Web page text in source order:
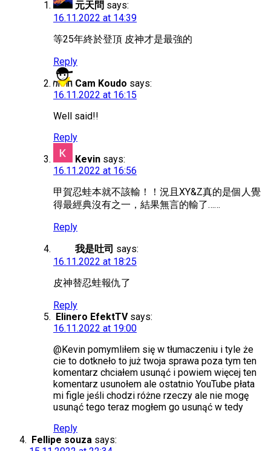
元天問 says:
16.11.2022 at 14:39
等25年終於登頂 皮神才是最強的
Reply
Cam Koudo says:
16.11.2022 at 16:15
Well said!!
Reply
Kevin says:
16.11.2022 at 16:56
甲賀忍蛙本就不該輸！！況且XY&Z真的是個人覺
得最經典沒有之一，結果無言的輸了……
Reply
我是吐司 says:
16.11.2022 at 18:25
皮神替忍蛙報仇了
Reply
Elinero EfektTV says:
16.11.2022 at 19:00
@Kevin pomymliłem się w tłumaczeniu i tyle że
cie to dotkneło to już twoja sprawa poza tym ten
komentarz chciałem usunąć i powiem więcej ten
komentarz usunołem ale ostatnio YouTube płata
mi figle jeśli chodzi różne rzeczy ale nie mogę
usunąć tego teraz mogłem go usunąć w tedy
Reply
Fellipe souza says: